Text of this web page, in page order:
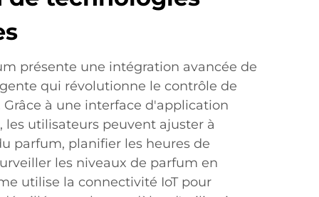
présente une intégration avancée de
qui révolutionne le contrôle de
à une interface d'application
les utilisateurs peuvent ajuster à
parfum, planifier les heures de
les niveaux de parfum en
utilise la connectivité IoT pour